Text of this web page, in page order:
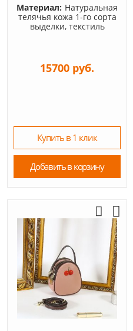
Материал: Натуральная
телячья кожа 1-го сорта
выделки, текстиль
15700 руб.
Купить в 1 клик
Добавить в корзину